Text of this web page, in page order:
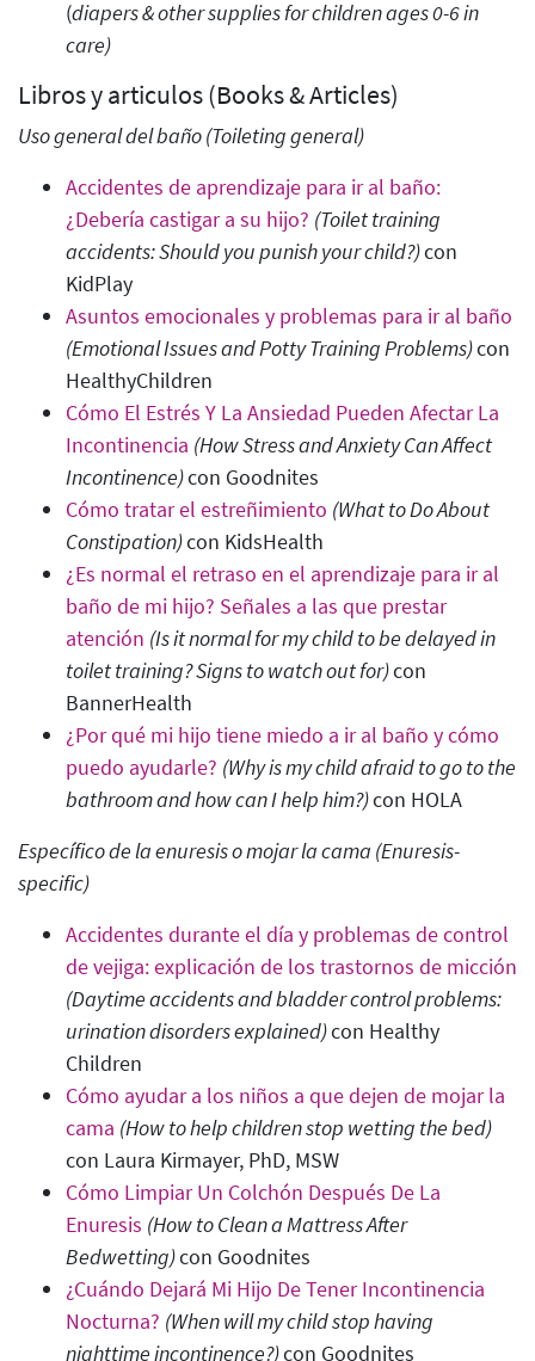
(diapers & other supplies for children ages 0-6 in
care)
Libros y articulos (Books & Articles)
Uso general del baño(Toileting general)
Accidentes de aprendizaje para ir al baño:
¿Debería castigar a su hijo? (Toilet training
accidents: Should you punish your child?)con
KidPlay
Asuntos emocionales y problemas para ir al baño
(Emotional Issues and Potty Training Problems)con
HealthyChildren
Cómo El Estrés Y La Ansiedad Pueden Afectar La
Incontinencia (How Stress and Anxiety Can Affect
Incontinence)con Goodnites
Cómo tratar el estreñimiento (What to Do About
Constipation)con KidsHealth
¿Es normal el retraso en el aprendizaje para ir al
baño de mi hijo? Señales a las que prestar
atención (Is it normal for my child to be delayed in
toilet training? Signs to watch out for)con
BannerHealth
¿Por qué mi hijo tiene miedo a ir al baño y cómo
puedo ayudarle? (Why is my child afraid to go to the
bathroom and how can I help him?)con HOLA
Específico de la enuresis o mojar la cama (Enuresis-
specific)
Accidentes durante el día y problemas de control
de vejiga: explicación de los trastornos de micción
(Daytime accidents and bladder control problems:
urination disorders explained)con Healthy
Children
Cómo ayudar a los niños a que dejen de mojar la
cama (How to help children stop wetting the bed)
con Laura Kirmayer, PhD, MSW
Cómo Limpiar Un Colchón Después De La
Enuresis (How to Clean a Mattress After
Bedwetting)con Goodnites
¿Cuándo Dejará Mi Hijo De Tener Incontinencia
Nocturna? (When will my child stop having
nighttime incontinence?)con Goodnites